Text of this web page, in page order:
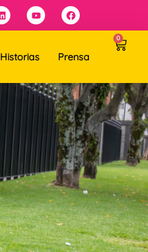
Historias Prensa
0